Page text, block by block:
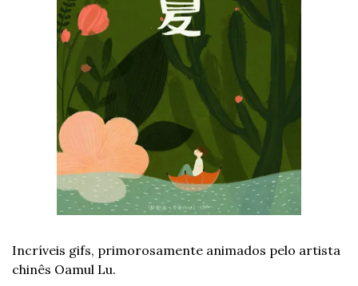
Incríveis gifs, primorosamente animados pelo artista
chinês Oamul Lu.